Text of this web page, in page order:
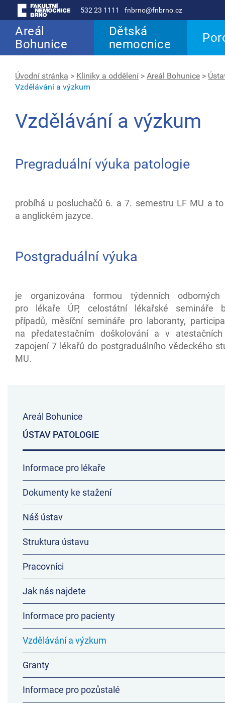
532 23 1111 fnbrno@fnbrno.cz
Areál
Bohunice
Dětská
nemocnice
Úvodní stránka > Kliniky a oddělení > Areál Bohunice >
Vzdělávání a výzkum
Vzdělávání a výzkum
Pregraduální výuka patologie
probíhá u posluchačů 6. a 7. semestru LF MU a
a anglickém jazyce.
Postgraduální výuka
je organizována formou týdenních odborných
pro lékaře ÚP, celostátní lékařské semináře
případů, měsíční semináře pro laboranty,
na předatestačním doškolování a v atestačních
zapojení 7 lékařů do postgraduálního vědeckého
MU.
Areál Bohunice
ÚSTAV PATOLOGIE
Informace pro lékaře
Dokumenty ke stažení
Náš ústav
Struktura ústavu
Pracovníci
Jak nás najdete
Informace pro pacienty
Vzdělávání a výzkum
Granty
Informace pro pozůstalé